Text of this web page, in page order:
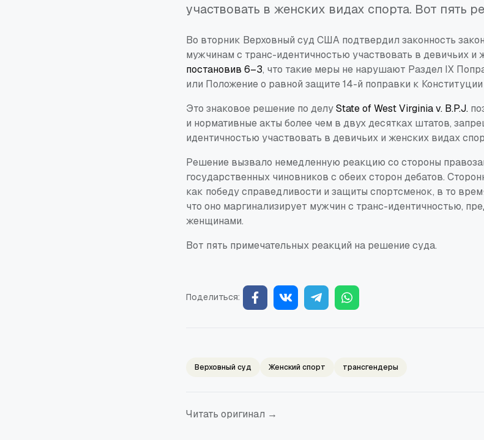
участвовать в женских видах спорта. Вот пять
Во вторник Верховный суд США подтвердил законность
мужчинам с транс-идентичностью участвовать в девичьих и
постановив 6–3, что такие меры не нарушают Раздел IX
или Положение о равной защите 14-й поправки к
Это знаковое решение по делуState of West Virginia v. B.P.J.
и нормативные акты более чем в двух десятках штатов,
идентичностью участвовать в девичьих и женских видах
Решение вызвало немедленную реакцию со стороны
государственных чиновников с обеих сторон дебатов.
как победу справедливости и защиты спортсменок, в то
что оно маргинализирует мужчин с транс-идентичностью,
женщинами.
Вот пять примечательных реакций на решение суда.
Поделиться:
Верховный суд Женский спорт трансгендеры
Читать оригинал →